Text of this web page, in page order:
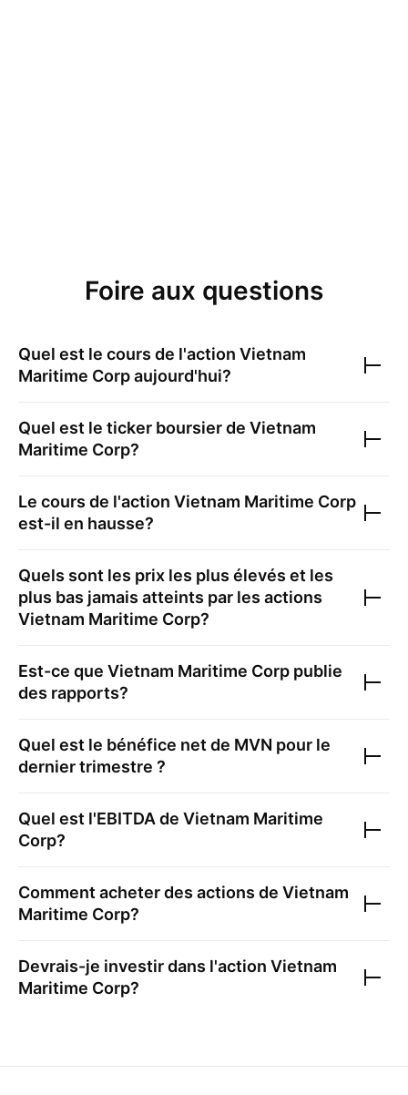
Foire aux questions
Quel est le cours de l'action Vietnam
Maritime Corpaujourd'hui?
Quel est le ticker boursier de Vietnam
Maritime Corp?
Le cours de l'action Vietnam Maritime Corp
est-il en hausse?
Quels sont les prix les plus élevés et les
plus bas jamais atteints par les actions
Vietnam Maritime Corp?
Est-ce que Vietnam Maritime Corp publie
des rapports?
Quel est le bénéfice net de MVN pour le
dernier trimestre ?
Quel est l'EBITDA de Vietnam Maritime
Corp?
Comment acheter des actions de Vietnam
Maritime Corp?
Devrais-je investir dans l'action Vietnam
Maritime Corp?